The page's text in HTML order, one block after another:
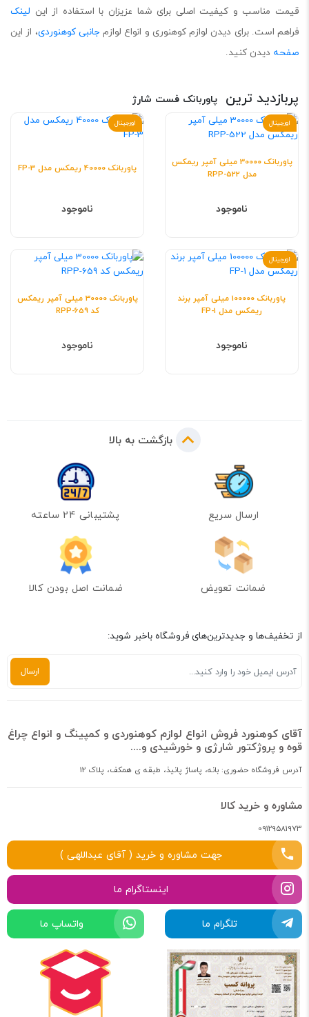
قیمت مناسب و کیفیت اصلی برای شما عزیزان با استفاده از این لینک
فراهم است. برای دیدن لوازم کوهنوری و انواع لوازمجانبی کوهنوردی، از این
صفحه دیدن کنید.
پربازدید ترین پاوربانک فست شارژ
اورجینال
پاوربانک 30000 میلی آمپر ریمکس
مدل RPP-522
ناموجود
اورجینال
پاوربانک 40000 ریمکس مدل FP-3
ناموجود
اورجینال
پاوربانک 100000 میلی آمپر برند
ریمکس مدل FP-1
ناموجود
پاوربانک 30000 میلی آمپر ریمکس
کد RPP-659
ناموجود
بازگشت به بالا
ارسال سریع پشتیبانی 24 ساعته
ضمانت تعویض ضمانت اصل بودن کالا
از تخفیف‌ها و جدیدترین‌های فروشگاه باخبر شوید:
آقای کوهنورد فروش انواع لوازم کوهنوردی و کمپینگ و انواع چراغ
قوه و پروژکتور شارژی و خورشیدی و....
آدرس فروشگاه حضوری: بانه، پاساژ پانیذ، طبقه ی همکف، پلاک 12
مشاوره و خرید کالا
09129581973
جهت مشاوره و خرید ( آقای عبداللهی )
اینستاگرام ما
تلگرام ما
واتساپ ما